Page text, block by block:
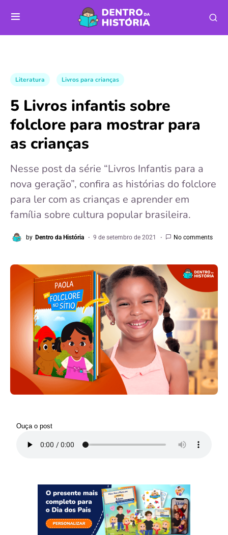
Literatura Livros para crianças
5 Livros infantis sobre
folclore para mostrar para
as crianças
Nesse post da série “Livros Infantis para a
nova geração”, confira as histórias do folclore
para ler com as crianças e aprender em
família sobre cultura popular brasileira.
by Dentro da História 9 de setembro de 2021 No comments
Ouça o post